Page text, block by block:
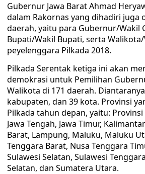
Gubernur Jawa Barat Ahmad
dalam Rakornas yang dihadiri juga
daerah, yaitu para Gubernur/Wakil
Bupati/Wakil Bupati, serta
peyelenggara Pilkada 2018.
Pilkada Serentak ketiga ini akan
demokrasi untuk Pemilihan
Walikota di 171 daerah.
kabupaten, dan 39 kota. Provinsi
Pilkada tahun depan, yaitu: Provinsi
Jawa Tengah, Jawa Timur,
Barat, Lampung, Maluku, Maluku
Tenggara Barat, Nusa Tenggara
Sulawesi Selatan, Sulawesi
Selatan, dan Sumatera Utara.